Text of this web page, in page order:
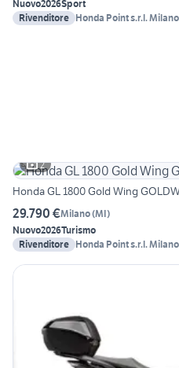
Nuovo2026Sport
Rivenditore Honda Point s.r.l.
2
Honda GL 1800 Gold Wing
29.790 €Milano(MI)
Nuovo2026Turismo
Rivenditore Honda Point s.r.l.